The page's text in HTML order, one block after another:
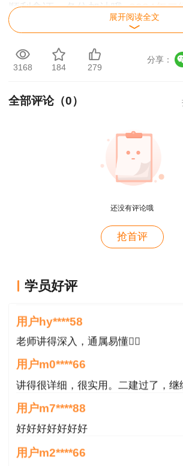
顺利拿证，各位加油哦~2024年二
试大纲 关注变动进群领取>>
欢迎进入二级建造师教材变动
注2024二建教材变动解析直播提醒
（此二维码有效期到2024年
【本文是建设工程教育网原创文章
自建
展开阅读全文
3168 184 279
分享：
全部评论（0）
还没有评论哦
抢首评
学员好评
用户hy****58
用户hy****58
老师讲得深入，通属易懂👍🏻
用户m0****66
讲得很详细，很实用。二建过了，继
用户m7****88
好好好好好好好
用户m2****66